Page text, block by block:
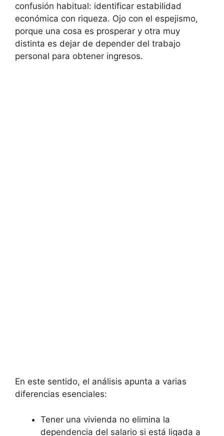
confusión habitual: identificar estabilidad
económica con riqueza. Ojo con el espejismo,
porque una cosa es prosperar y otra muy
distinta es dejar de depender del trabajo
personal para obtener ingresos.
En este sentido, el análisis apunta a varias
diferencias esenciales:
Tener una vivienda no elimina la
dependencia del salario si está ligada a